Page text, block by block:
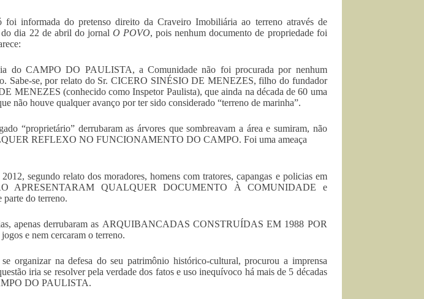
informada do pretenso direito da Craveiro Imobiliária ao terreno através de
dia 22 de abril do jornal O POVO, pois nenhum documento de propriedade foi
do CAMPO DO PAULISTA, a Comunidade não foi procurada por nenhum
Sabe-se, por relato do Sr. CICERO SINÉSIO DE MENEZES, filho do fundador
MENEZES (conhecido como Inspetor Paulista), que ainda na década de 60 uma
não houve qualquer avanço por ter sido considerado “terreno de marinha”.
“proprietário” derrubaram as árvores que sombreavam a área e sumiram, não
REFLEXO NO FUNCIONAMENTO DO CAMPO. Foi uma ameaça
segundo relato dos moradores, homens com tratores, capangas e policias em
APRESENTARAM QUALQUER DOCUMENTO À COMUNIDADE e
parte do terreno.
apenas derrubaram as ARQUIBANCADAS CONSTRUÍDAS EM 1988 POR
e nem cercaram o terreno.
organizar na defesa do seu patrimônio histórico-cultural, procurou a imprensa
iria se resolver pela verdade dos fatos e uso inequívoco há mais de 5 décadas
DO PAULISTA.